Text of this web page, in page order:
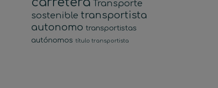
Transporte
sostenible transportista
autonomo transportistas
autónomos título transportista